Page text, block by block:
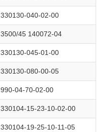
330130-040-02-00
3500/45 140072-04
330130-045-01-00
330130-080-00-05
990-04-70-02-00
330104-15-23-10-02-00
330104-19-25-10-11-05